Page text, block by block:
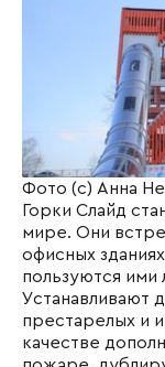
Фото (c) Анна
Горки Слайд
мире. Они
офисных
пользуются ими
Устанавливают
престарелых и
качестве